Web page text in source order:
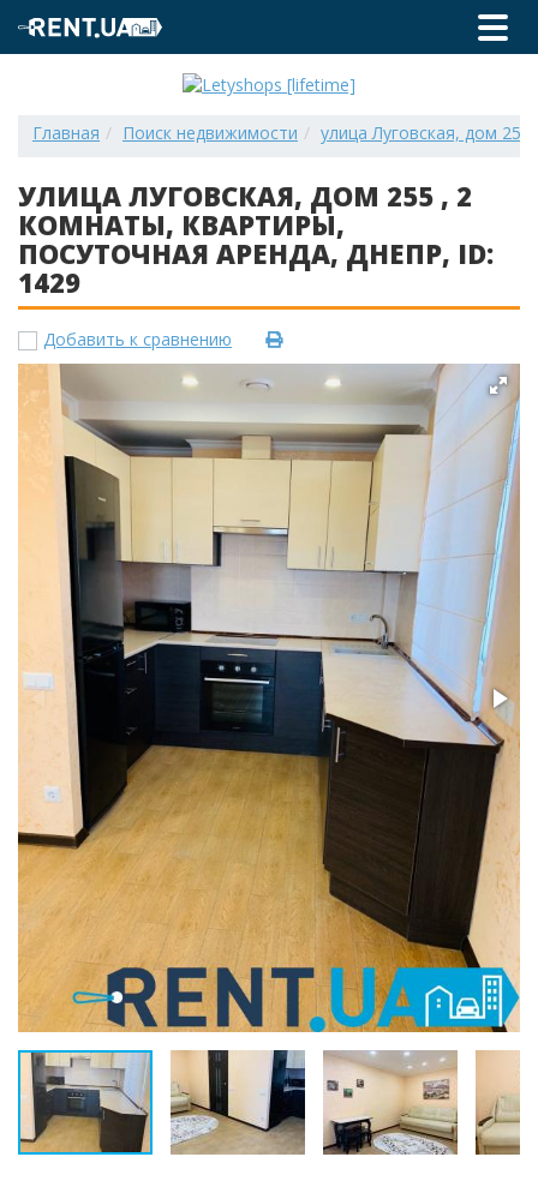
Главная Поиск недвижимости улица Луговская, дом
УЛИЦА ЛУГОВСКАЯ, ДОМ 255 , 2
КОМНАТЫ, КВАРТИРЫ,
ПОСУТОЧНАЯ АРЕНДА, ДНЕПР, ID:
1429
Добавить к сравнению